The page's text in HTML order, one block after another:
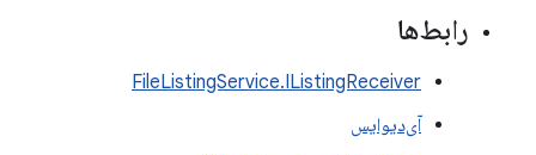
رابط‌ها
FileListingService.IListingReceiver
آی‌دیوایس